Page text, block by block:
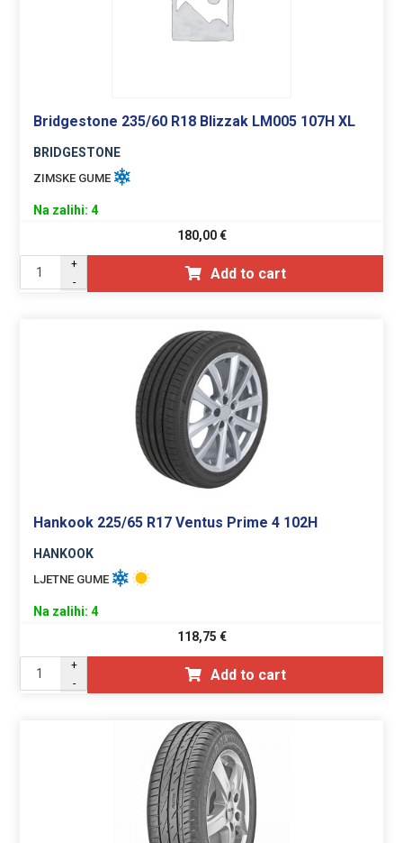
Bridgestone 235/60 R18 Blizzak LM005 107H XL
BRIDGESTONE
ZIMSKE GUME
Na zalihi: 4
180,00€
+
-
Add to cart
Hankook 225/65 R17 Ventus Prime 4 102H
HANKOOK
LJETNE GUME
Na zalihi: 4
118,75 €
+
-
Add to cart